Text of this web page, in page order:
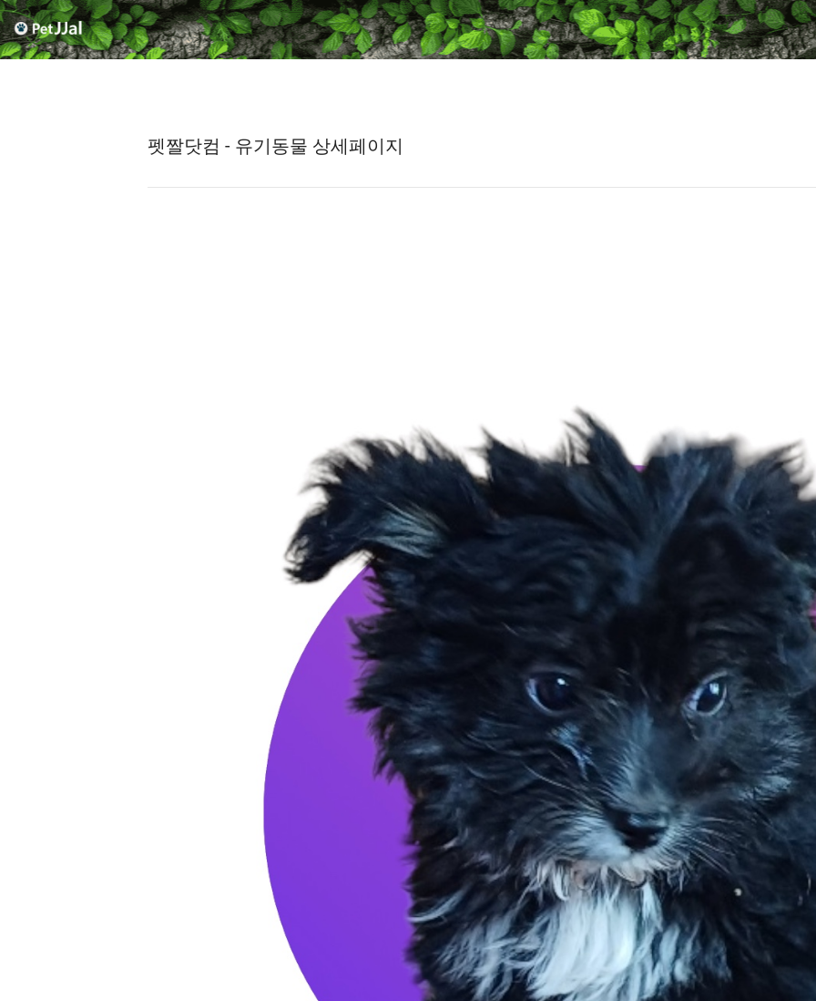
펫짤닷컴 - 유기동물 상세페이지